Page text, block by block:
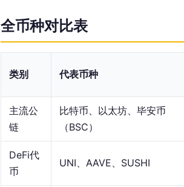
全币种对比表
类别 代表币种
主流公
链
比特币、以太坊、毕安币
（BSC）
DeFi代
币
UNI、AAVE、SUSHI